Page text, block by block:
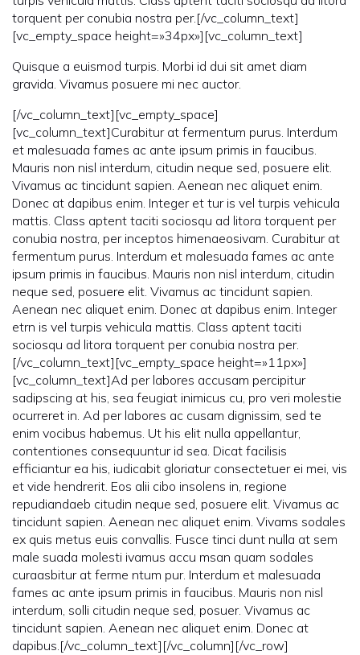
torquent per conubia nostra per.[/vc_column_text]
[vc_empty_space height=»34px»][vc_column_text]
Quisque a euismod turpis. Morbi id dui sit amet diam
gravida. Vivamus posuere mi nec auctor.
[/vc_column_text][vc_empty_space]
[vc_column_text]Curabitur at fermentum purus. Interdum
et malesuada fames ac ante ipsum primis in faucibus.
Mauris non nisl interdum, citudin neque sed, posuere elit.
Vivamus ac tincidunt sapien. Aenean nec aliquet enim.
Donec at dapibus enim. Integer et tur is vel turpis vehicula
mattis. Class aptent taciti sociosqu ad litora torquent per
conubia nostra, per inceptos himenaeosivam. Curabitur at
fermentum purus. Interdum et malesuada fames ac ante
ipsum primis in faucibus. Mauris non nisl interdum, citudin
neque sed, posuere elit. Vivamus ac tincidunt sapien.
Aenean nec aliquet enim. Donec at dapibus enim. Integer
etrn is vel turpis vehicula mattis. Class aptent taciti
sociosqu ad litora torquent per conubia nostra per.
[/vc_column_text][vc_empty_space height=»11px»]
[vc_column_text]Ad per labores accusam percipitur
sadipscing at his, sea feugiat inimicus cu, pro veri molestie
ocurreret in. Ad per labores ac cusam dignissim, sed te
enim vocibus habemus. Ut his elit nulla appellantur,
contentiones consequuntur id sea. Dicat facilisis
efficiantur ea his, iudicabit gloriatur consectetuer ei mei, vis
et vide hendrerit. Eos alii cibo insolens in, regione
repudiandaeb citudin neque sed, posuere elit. Vivamus ac
tincidunt sapien. Aenean nec aliquet enim. Vivams sodales
ex quis metus euis convallis. Fusce tinci dunt nulla at sem
male suada molesti ivamus accu msan quam sodales
curaasbitur at ferme ntum pur. Interdum et malesuada
fames ac ante ipsum primis in faucibus. Mauris non nisl
interdum, solli citudin neque sed, posuer. Vivamus ac
tincidunt sapien. Aenean nec aliquet enim. Donec at
dapibus.[/vc_column_text][/vc_column][/vc_row]